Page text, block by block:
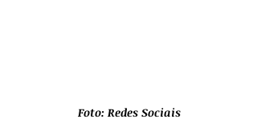
Foto: Redes Sociais